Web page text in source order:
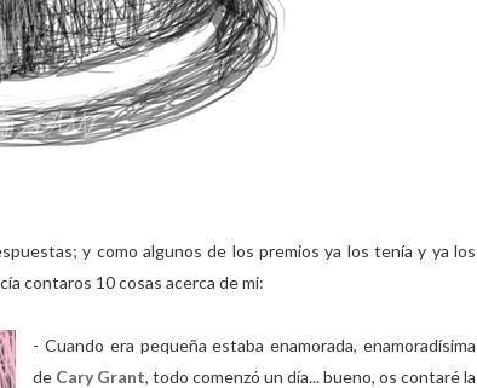
y como algunos de los premios ya los tenía y ya los
contaros 10 cosas acerca de mi:
- Cuando era pequeña estaba enamorada, enamoradísima
de Cary Grant, todo comenzó un día... bueno, os contaré la